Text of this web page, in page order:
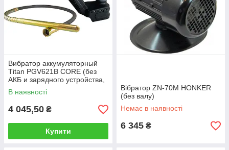
Вибратор аккумуляторный
Тitan PGV621B CORE (без
АКБ и зарядного устройства,
длина 1.5 м диаметр 25 мм.)
В наявності
4 045,50 ₴
Купити
Вібратор ZN-70M HONKER
(без валу)
Немає в наявності
6 345 ₴